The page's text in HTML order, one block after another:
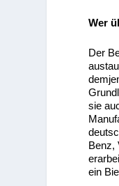
Wer
Der
sie
Benz,
ein